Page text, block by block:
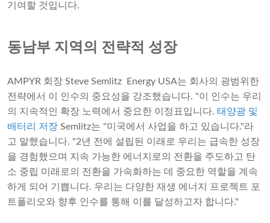
기여할 것입니다.
동남부 지역의 전략적 성장
AMPYR 회장 Steve Semlitz Energy USA는 회사의 광범위한
전략에서 이 인수의 중요성을 강조했습니다. "이 인수는 우리
의 지속적인 확장 노력에서 중요한 이정표입니다. 태양광 및
배터리 저장 Semlitz는 "미국에서 사업을 하고 있습니다."라
고 말했습니다. "2년 전에 설립된 이래로 우리는 급속한 성장
을 경험했으며 지속 가능한 에너지로의 전환을 주도하고 탄
소 중립 미래로의 전환을 가속화하는 데 중요한 역할을 계속
하게 되어 기쁩니다. 우리는 다양한 재생 에너지 프로젝트 포
트폴리오와 향후 인수를 통해 이를 달성하고자 합니다."